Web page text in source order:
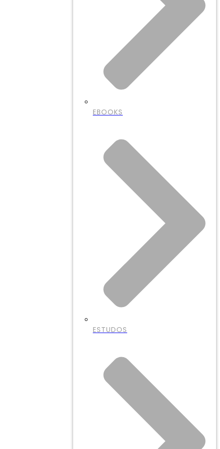
EBOOKS
ESTUDOS